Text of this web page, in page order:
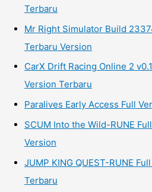
Terbaru
Mr Right Simulator Build
Terbaru Version
CarX Drift Racing Online 2
Version Terbaru
Paralives Early Access Full
SCUM Into the Wild-RUNE
Version
JUMP KING QUEST-RUNE
Terbaru